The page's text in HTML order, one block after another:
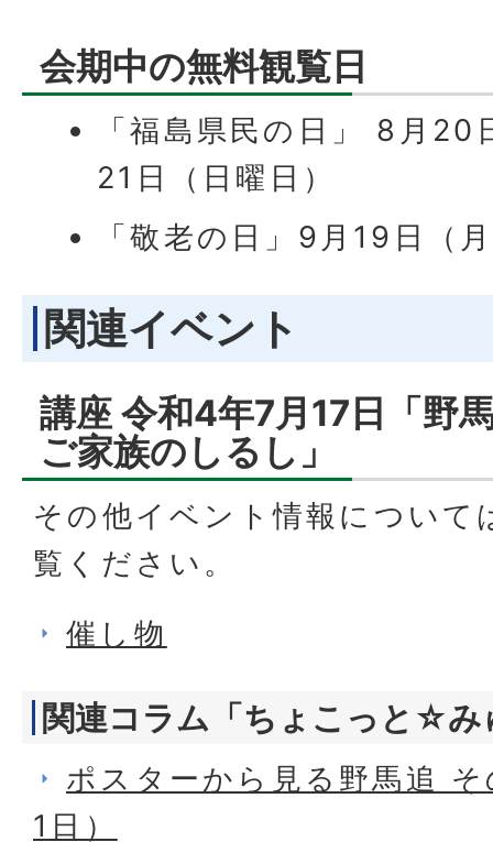
会期中の無料観覧日
「福島県民の日」 8月20
21日（日曜日）
「敬老の日」9月19日（
関連イベント
講座 令和4年7月17日「野
ご家族のしるし」
その他イベント情報について
覧ください。
催し物
関連コラム「ちょこっと☆み
ポスターから見る野馬追
1日）